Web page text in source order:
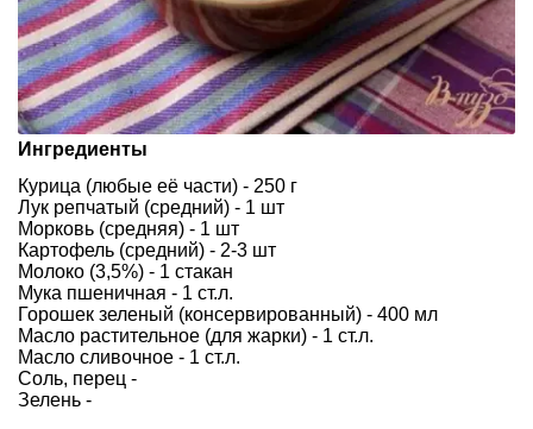
Ингредиенты
Курица (любые её части) - 250 г
Лук репчатый (средний) - 1 шт
Морковь (средняя) - 1 шт
Картофель (средний) - 2-3 шт
Молоко (3,5%) - 1 стакан
Мука пшеничная - 1 ст.л.
Горошек зеленый (консервированный) - 400 мл
Масло растительное (для жарки) - 1 ст.л.
Масло сливочное - 1 ст.л.
Соль, перец -
Зелень -